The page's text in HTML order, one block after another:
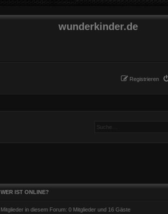
wunderkinder.de
Registrieren
WER IST ONLINE?
Mitglieder in diesem Forum: 0 Mitglieder und 16 Gäste